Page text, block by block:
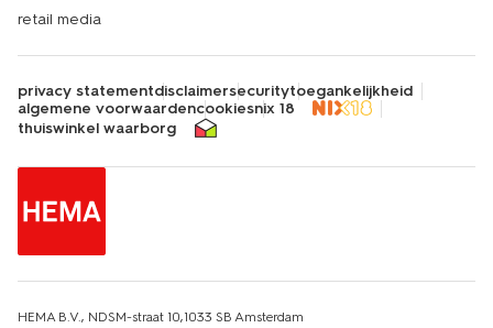
retail media
privacy statementdisclaimersecuritytoegankelijkheid
algemene voorwaardencookiesnix 18
thuiswinkel waarborg
HEMA B.V., NDSM-straat 10,1033 SB Amsterdam